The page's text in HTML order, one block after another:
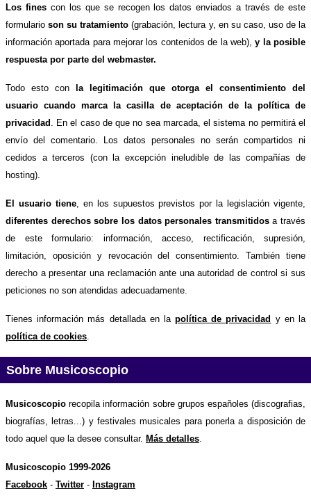
Los finescon los que se recogen los datos enviados a través de este
formularioson su tratamiento (grabación, lectura y, en su caso, uso de la
información aportada para mejorar los contenidos de la web),y la posible
respuesta por parte del webmaster.
Todo esto con
la legitimación que otorga el consentimiento del
usuario cuando marca la casilla de aceptación de la política de
privacidad
. En el caso de que no sea marcada, el sistema no permitirá el
envío del comentario. Los datos personales no serán compartidos ni
cedidos a terceros (con la excepción ineludible de las compañías de
hosting).
El usuario tiene, en los supuestos previstos por la legislación vigente,
diferentes derechos sobre los datos personales transmitidosa través
de este formulario: información, acceso, rectificación, supresión,
limitación, oposición y revocación del consentimiento. También tiene
derecho a presentar una reclamación ante una autoridad de control si sus
peticiones no son atendidas adecuadamente.
Tienes información más detallada en lapolítica de privacidad y en la
política de cookies
Sobre Musicoscopio
Musicoscopio recopila información sobre grupos españoles (discografias,
biografías, letras...) y festivales musicales para ponerla a disposición de
todo aquel que la desee consultar. Más detalles.
Musicoscopio 1999-2026
Facebook - Twitter - Instagram